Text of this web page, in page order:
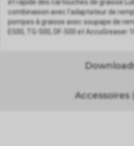
et rapide des cartouches de graisse
combinaison avec l'adaptateur de
pompes à graisse avec soupape de
E500, TG-500, DF-500 et AccuGreaser
Accessoires